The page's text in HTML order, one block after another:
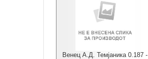
Венец А.Д. Темјаника 0.187 -